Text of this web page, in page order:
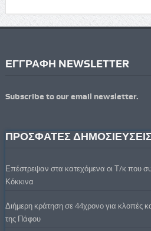
ΕΓΓΡΑΦΗ NEWSLETTER
Subscribe to our email newsletter.
ΠΡΟΣΦΑΤΕΣ
Επέστρεψαν στα κατεχόμενα οι Τ/κ που
Κόκκινα
Διήμερη κράτηση σε 44χρονο για κλοπές
της Πάφου